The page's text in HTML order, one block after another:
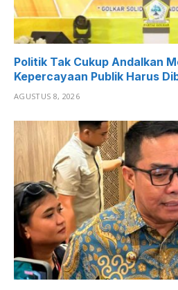
Politik Tak Cukup Andalkan
Kepercayaan Publik Harus
AGUSTUS 8, 2026